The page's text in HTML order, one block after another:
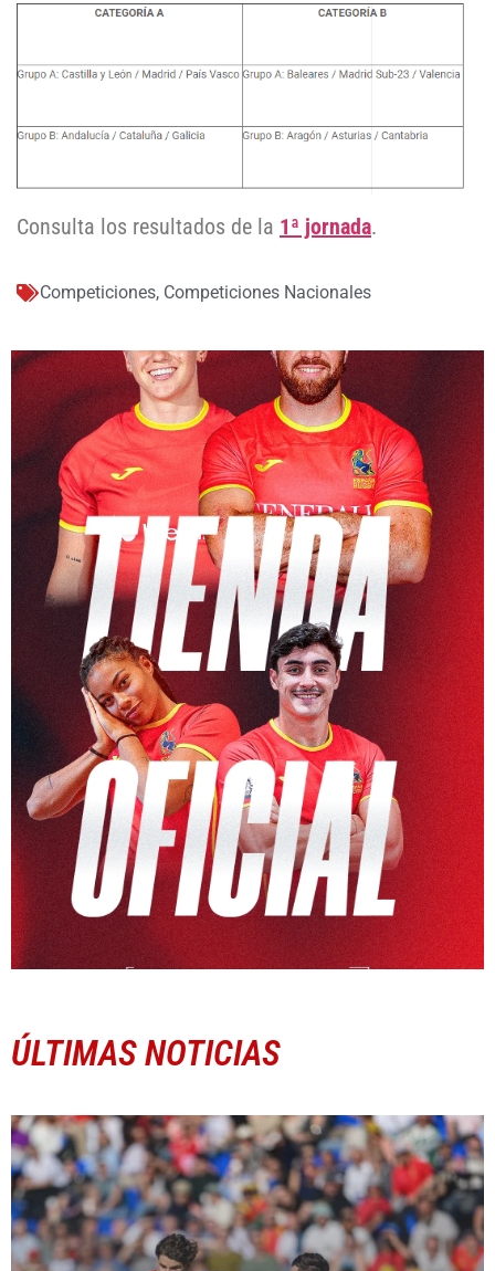
Consulta los resultados de la 1ª jornada.
Competiciones, Competiciones Nacionales
ÚLTIMAS NOTICIAS